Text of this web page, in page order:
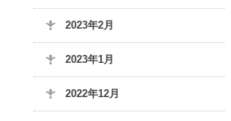
2023年2月
2023年1月
2022年12月